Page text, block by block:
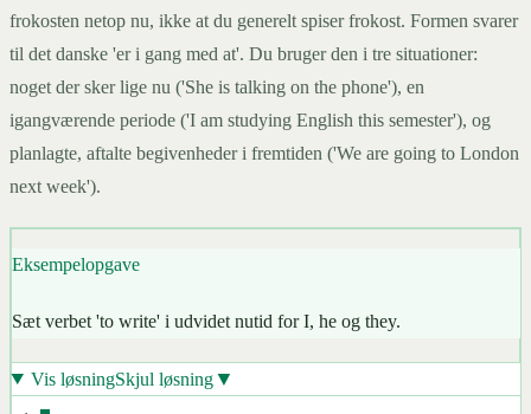
frokosten netop nu, ikke at du generelt spiser frokost. Formen svarer
til det danske 'er i gang med at'. Du bruger den i tre situationer:
noget der sker lige nu ('She is talking on the phone'), en
igangværende periode ('I am studying English this semester'), og
planlagte, aftalte begivenheder i fremtiden ('We are going to London
next week').
Eksempelopgave
Sæt verbet 'to write' i udvidet nutid for I, he og they.
Vis løsningSkjul løsning▼